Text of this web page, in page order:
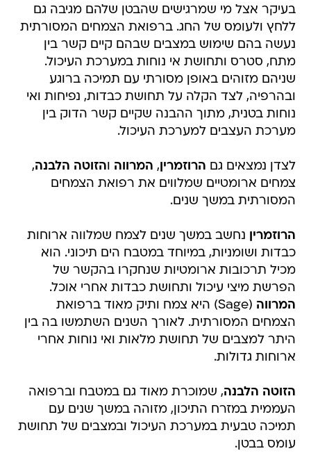
בעיקר אצל מי שמרגישים שהבטן שלהם מגיבה גם
ללחץ ולעומס של החג. ברפואת הצמחים המסורתית
נעשה בהם שימוש במצבים שבהם קיים קשר בין
מתח, סטרס ותחושת אי נוחות במערכת העיכול.
שניהם מזוהים באופן מסורתי עם תמיכה ברוגע
ובהרפיה, לצד הקלה על תחושת כבדות, נפיחות ואי
נוחות בטנית, מתוך ההבנה שקיים קשר הדוק בין
מערכת העצבים למערכת העיכול.
לצדן נמצאים גם הרוזמרין, המרווה והזוטה הלבנה,
צמחים ארומטיים שמלווים את רפואת הצמחים
המסורתית במשך שנים.
הרוזמרין נחשב במשך שנים לצמח שמלווה ארוחות
כבדות ושומניות, במיוחד במטבח הים תיכוני. הוא
מכיל תרכובות ארומטיות שנחקרו בהקשר של
הפרשת מיצי עיכול ותחושת כבדות אחרי אוכל.
המרווה
(Sage) היא צמח ותיק מאוד ברפואת
הצמחים המסורתית. לאורך השנים השתמשו בה בין
היתר למצבים של תחושת מלאות ואי נוחות אחרי
ארוחות גדולות.
הזוטה הלבנה, שמוכרת מאוד גם במטבח וברפואה
העממית במזרח התיכון, מזוהה במשך שנים עם
תמיכה טבעית במערכת העיכול ובמצבים של תחושת
עומס בבטן.